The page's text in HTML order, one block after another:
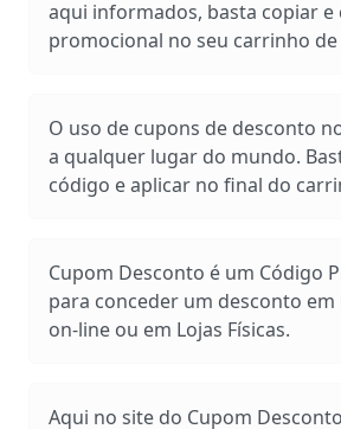
aqui informados, basta copiar e
promocional no seu carrinho
O uso de cupons de desconto
a qualquer lugar do mundo.
código e aplicar no final do
Cupom Desconto é um Código
para conceder um desconto em
on-line ou em Lojas Físicas.
Aqui no site do Cupom